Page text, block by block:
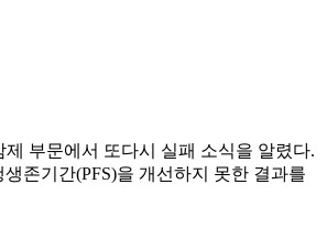
제 부문에서 또다시 실패 소식을 알렸다.
존기간(PFS)을 개선하지 못한 결과를